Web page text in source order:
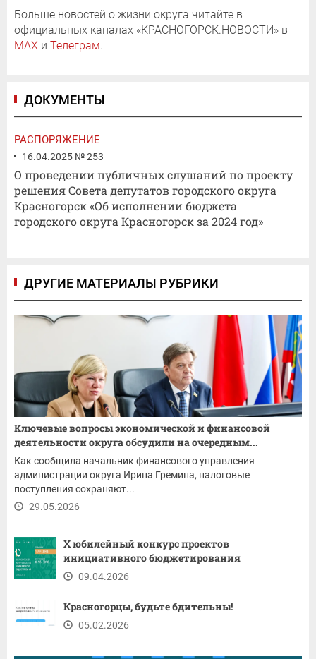
Больше новостей о жизни округа читайте в
официальных каналах «КРАСНОГОРСК.НОВОСТИ» в
MAX и Телеграм.
ДОКУМЕНТЫ
РАСПОРЯЖЕНИЕ
16.04.2025 № 253
О проведении публичных слушаний по проекту
решения Совета депутатов городского округа
Красногорск «Об исполнении бюджета
городского округа Красногорск за 2024 год»
ДРУГИЕ МАТЕРИАЛЫ РУБРИКИ
Ключевые вопросы экономической и финансовой
деятельности округа обсудили на очередным...
Как сообщила начальник финансового управления
администрации округа Ирина Гремина, налоговые
поступления сохраняют...
29.05.2026
X юбилейный конкурс проектов
инициативного бюджетирования
09.04.2026
Красногорцы, будьте бдительны!
05.02.2026